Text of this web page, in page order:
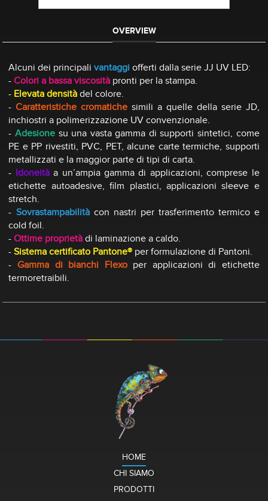
OVERVIEW
Alcuni dei principalivantaggiofferti dalla serie JJ UV LED:
-Colori a bassa viscosità pronti per la stampa.
- Elevata densità del colore.
-Caratteristiche cromatiche simili a quelle della serie JD,
inchiostri a polimerizzazione UV convenzionale.
-Adesione su una vasta gamma di supporti sintetici, come
PE e PP rivestiti, PVC, PET, alcune carte termiche, supporti
metallizzati e la maggior parte di tipi di carta.
- Idoneitàa un’ampia gamma di applicazioni, comprese le
etichette autoadesive, film plastici, applicazioni sleeve e
stretch.
- Sovrastampabilità con nastri per trasferimento termico e
cold foil.
-Ottime proprietà di laminazione a caldo.
-Sistema certificato Pantone® per formulazione di Pantoni.
- Gamma di bianchi Flexoper applicazioni di etichette
termoretraibili.
HOME
CHI SIAMO
PRODOTTI